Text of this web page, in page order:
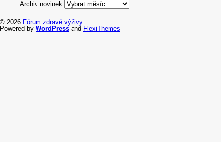
Archiv novinek
© 2026 Fórum zdravé výživy
Powered by WordPress and FlexiThemes